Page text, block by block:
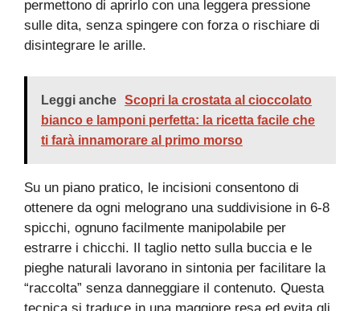
permettono di aprirlo con una leggera pressione
sulle dita, senza spingere con forza o rischiare di
disintegrare le arille.
Leggi anche Scopri la crostata al cioccolato
bianco e lamponi perfetta: la ricetta facile che
ti farà innamorare al primo morso
Su un piano pratico, le incisioni consentono di
ottenere da ogni melograno una suddivisione in 6-8
spicchi, ognuno facilmente manipolabile per
estrarre i chicchi. Il taglio netto sulla buccia e le
pieghe naturali lavorano in sintonia per facilitare la
“raccolta” senza danneggiare il contenuto. Questa
tecnica si traduce in una maggiore resa ed evita gli